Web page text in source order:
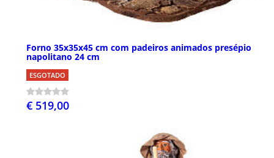
Forno 35x35x45 cm com padeiros animados presépio
napolitano 24 cm
ESGOTADO
€ 519,00